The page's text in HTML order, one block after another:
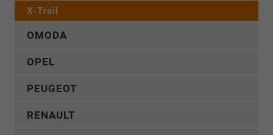
X-Trail
OMODA
OPEL
PEUGEOT
RENAULT